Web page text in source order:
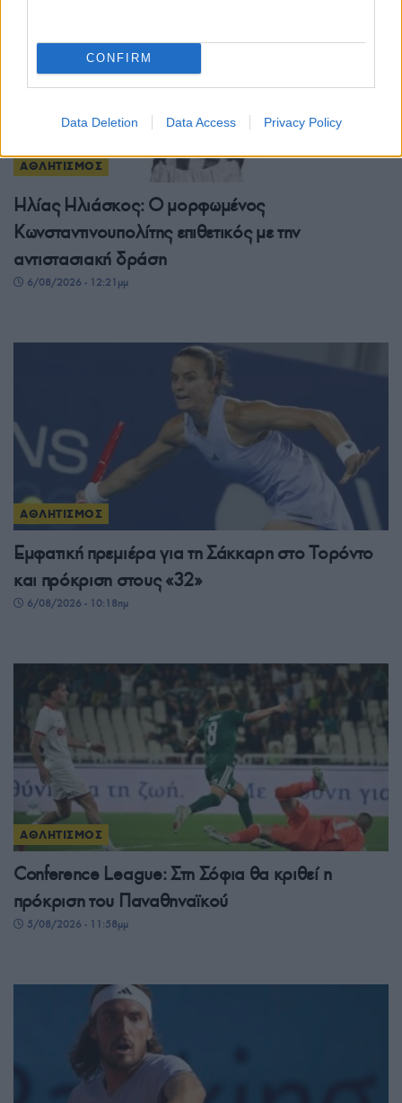
CONFIRM
Data Deletion Data Access Privacy Policy
ΑΘΛΗΤΙΣΜΟΣ
Ηλίας Ηλιάσκος: Ο μορφωμένος
Κωνσταντινουπολίτης επιθετικός με την
αντιστασιακή δράση
6/08/2026 - 12:21μμ
ΑΘΛΗΤΙΣΜΟΣ
Εμφατική πρεμιέρα για τη Σάκκαρη στο Τορόντο
και πρόκριση στους «32»
6/08/2026 - 10:18πμ
ΑΘΛΗΤΙΣΜΟΣ
Conference League: Στη Σόφια θα κριθεί η
πρόκριση του Παναθηναϊκού
5/08/2026 - 11:58μμ